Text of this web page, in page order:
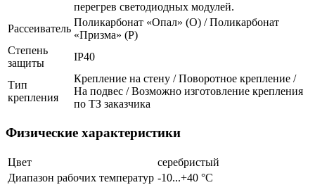
перегрев светодиодных модулей.
Рассеиватель
Поликарбонат «Опал» (О) / Поликарбонат
«Призма» (P)
Степень
защиты
IP40
Тип
крепления
Крепление на стену / Поворотное крепление /
На подвес / Возможно изготовление крепления
по ТЗ заказчика
Физические характеристики
Цвет
серебристый
Диапазон рабочих температур -10...+40 °С